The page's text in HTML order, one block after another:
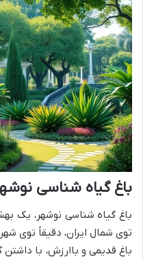
باغ گیاه شناسی
باغ گیاه شناسی نوشهر، یک
توی شمال ایران، دقیقاً توی
باغ قدیمی و باارزش، با